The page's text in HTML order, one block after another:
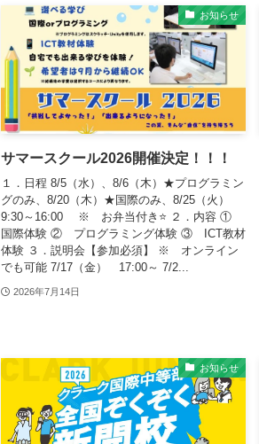
お知らせ
サマースクール2026開催決定！！！
１．日程 8/5（水）、8/6（木）★プログラミン
グのみ、8/20（木）★国際のみ、8/25（火）
9:30～16:00 ※ お弁当付き⭐ ２．内容 ①
国際体験 ② プログラミング体験 ③ ICT教材
体験 ３．説明会【参加必須】 ※ オンライン
でも可能 7/17（金） 17:00～ 7/2...
2026年7月14日
お知らせ